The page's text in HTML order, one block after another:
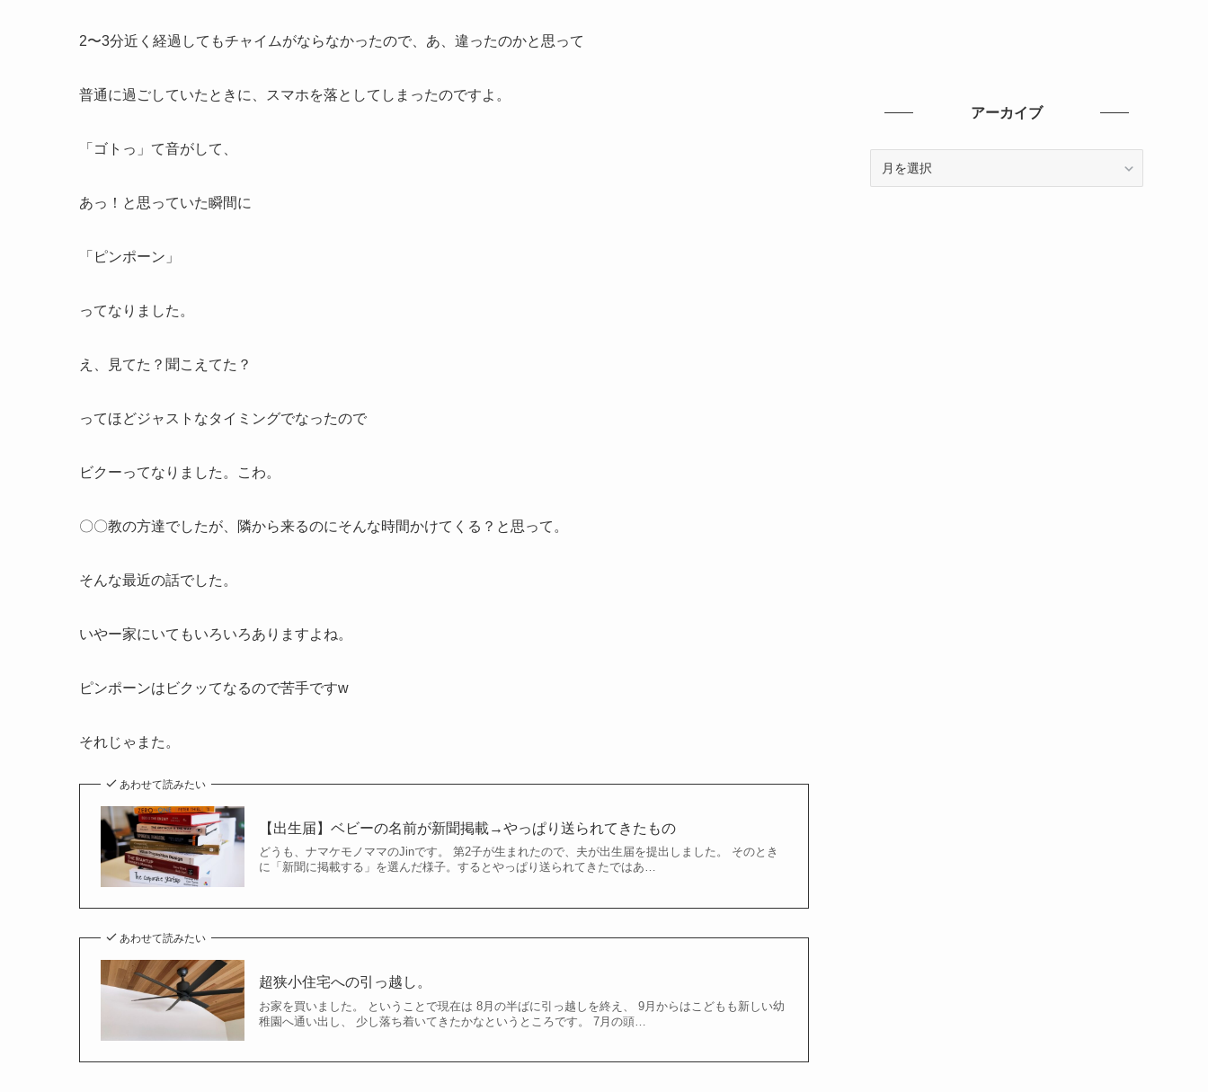
2〜3分近く経過してもチャイムがならなかったので、あ、違ったのかと思って
普通に過ごしていたときに、スマホを落としてしまったのですよ。
「ゴトっ」て音がして、
あっ！と思っていた瞬間に
「ピンポーン」
ってなりました。
え、見てた？聞こえてた？
ってほどジャストなタイミングでなったので
ビクーってなりました。こわ。
〇〇教の方達でしたが、隣から来るのにそんな時間かけてくる？と思って。
そんな最近の話でした。
いやー家にいてもいろいろありますよね。
ピンポーンはビクッてなるので苦手ですw
それじゃまた。
あわせて読みたい
【出生届】ベビーの名前が新聞掲載→やっぱり送られてきたもの
どうも、ナマケモノママのJinです。 第2子が生まれたので、夫が出生届を提出しました。 そのとき
に「新聞に掲載する」を選んだ様子。するとやっぱり送られてきたではあ…
あわせて読みたい
超狭小住宅への引っ越し。
お家を買いました。 ということで現在は 8月の半ばに引っ越しを終え、 9月からはこどもも新しい幼
稚園へ通い出し、 少し落ち着いてきたかなというところです。 7月の頭…
アーカイブ